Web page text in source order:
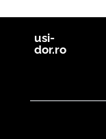
usi-
dor.ro